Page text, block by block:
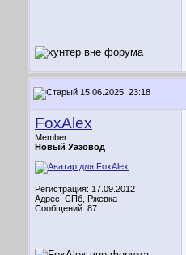
15.06.2025, 23:18
FoxAlex
Member
Новый Уазовод
Регистрация: 17.09.2012
Адрес: СПб, Ржевка
Сообщений: 87